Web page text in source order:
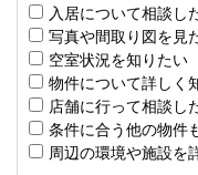
入居について相談し
写真や間取り図を見
空室状況を知りたい
物件について詳しく
店舗に行って相談し
条件に合う他の物件
周辺の環境や施設を